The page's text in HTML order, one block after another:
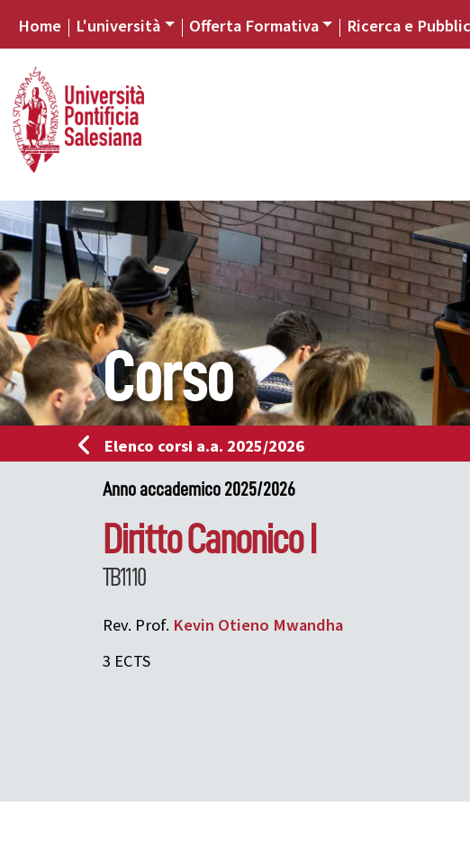
Home L'università Offerta Formativa Ricerca e
Corso
Elenco corsi a.a. 2025/2026
Anno accademico 2025/2026
Diritto Canonico I
TB1110
Rev. Prof. Kevin Otieno Mwandha
3 ECTS